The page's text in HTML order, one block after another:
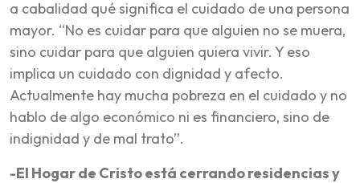
a cabalidad qué significa el cuidado de una persona
mayor. “No es cuidar para que alguien no se muera,
sino cuidar para que alguien quiera vivir. Y eso
implica un cuidado con dignidad y afecto.
Actualmente hay mucha pobreza en el cuidado y no
hablo de algo económico ni es financiero, sino de
indignidad y de mal trato”.
-El Hogar de Cristo está cerrando residencias y